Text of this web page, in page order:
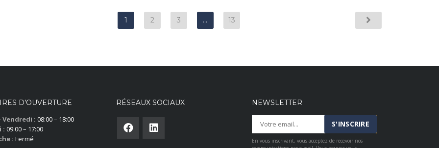
1 2 3 … 13
D’OUVERTURE
Vendredi : 08:00 – 18:00
: 09:00 – 17:00
: Fermé
RÉSEAUX SOCIAUX NEWSLETTER
En vous inscrivant, vous acceptez de recevoir nos